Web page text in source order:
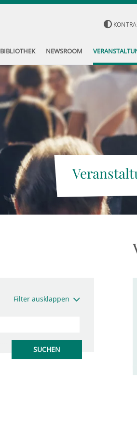
BIBLIOTHEK NEWSROOM
Filter ausklappen